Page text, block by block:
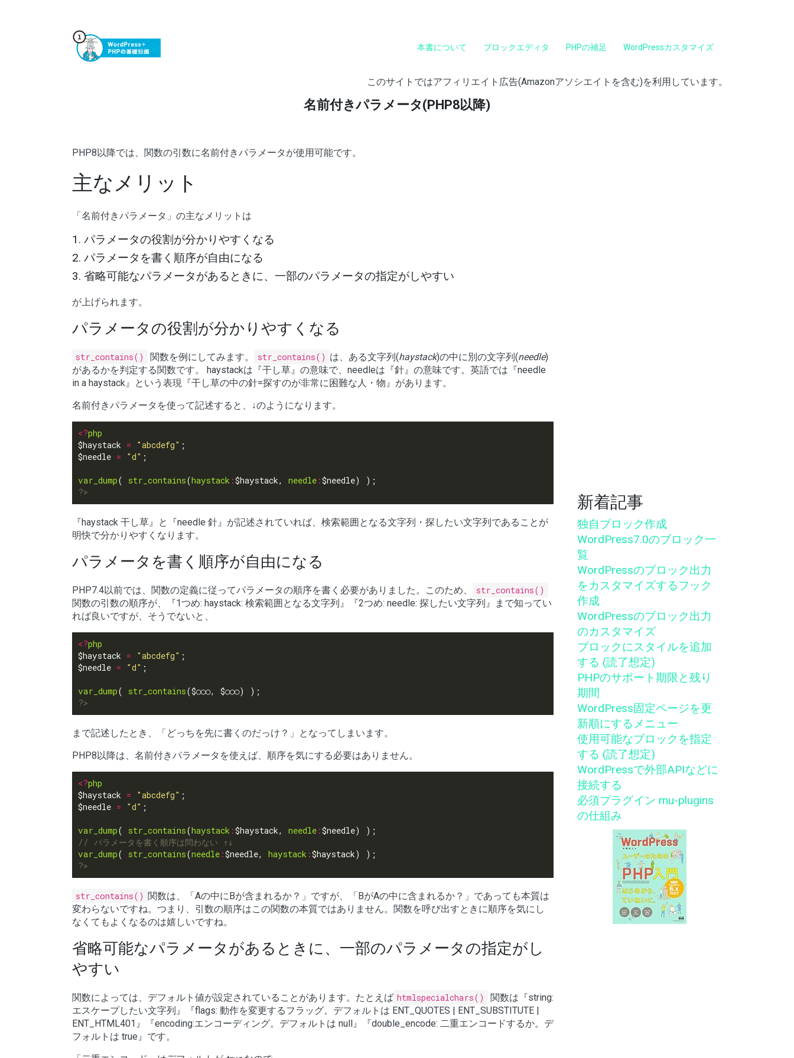
本書について ブロックエディタ PHPの補足 WordPressカスタマイズ
このサイトではアフィリエイト広告(Amazonアソシエイトを含む)を利用しています。
名前付きパラメータ(PHP8以降)
PHP8以降では、関数の引数に名前付きパラメータが使用可能です。
主なメリット
「名前付きパラメータ」の主なメリットは
パラメータの役割が分かりやすくなる
パラメータを書く順序が自由になる
省略可能なパラメータがあるときに、一部のパラメータの指定がしやすい
が上げられます。
パラメータの役割が分かりやすくなる
str_contains() 関数を例にしてみます。 str_contains() は、ある文字列(haystack)の中に別の文字列(needle)
があるかを判定する関数です。 haystackは『干し草』の意味で、needleは『針』の意味です。英語では『needle
in a haystack』という表現『干し草の中の針=探すのが非常に困難な人・物』があります。
名前付きパラメータを使って記述すると、↓のようになります。
<?php
$haystack = "abcdefg"
$needle = "d"
var_dump( str_contains(haystack :$haystack, needle :
?>
『haystack 干し草』と『needle 針』が記述されていれば、検索範囲となる文字列・探したい文字列であることが
明快で分かりやすくなります。
パラメータを書く順序が自由になる
PHP7.4以前では、関数の定義に従ってパラメータの順序を書く必要がありました。このため、
str_contains()
関数の引数の順序が、『1つめ: haystack: 検索範囲となる文字列』『2つめ: needle: 探したい文字列』まで知ってい
れば良いですが、そうでないと、
<?php
$haystack = "abcdefg"
$needle = "d"
var_dump( str_contains
?>
まで記述したとき、「どっちを先に書くのだっけ？」となってしまいます。
PHP8以降は、名前付きパラメータを使えば、順序を気にする必要はありません。
<?php
$haystack = "abcdefg"
$needle = "d"
var_dump( str_contains(haystack :$haystack, needle :
var_dump( str_contains(needle :$needle, haystack :
?>
str_contains() 関数は、「Aの中にBが含まれるか？」ですが、「BがAの中に含まれるか？」であっても本質は
変わらないですね。つまり、引数の順序はこの関数の本質ではありません。関数を呼び出すときに順序を気にし
なくてもよくなるのは嬉しいですね。
省略可能なパラメータがあるときに、一部のパラメータの指定がし
やすい
関数によっては、デフォルト値が設定されていることがあります。たとえば htmlspecialchars()
関数は『string:
エスケープしたい文字列』『flags: 動作を変更するフラッグ。デフォルトは ENT_QUOTES | ENT_SUBSTITUTE |
ENT_HTML401』『encoding:エンコーディング。デフォルトは null』『double_encode: 二重エンコードするか。デ
フォルトは true』です。
新着記事
独自ブロック作成
WordPress7.0のブロック一
覧
WordPressのブロック出力
をカスタマイズするフック
作成
WordPressのブロック出力
のカスタマイズ
ブロックにスタイルを追加
する (読了想定)
PHPのサポート期限と残り
期間
WordPress固定ページを更
新順にするメニュー
使用可能なブロックを指定
する (読了想定)
WordPressで外部APIなどに
接続する
必須プラグイン mu-plugins
の仕組み